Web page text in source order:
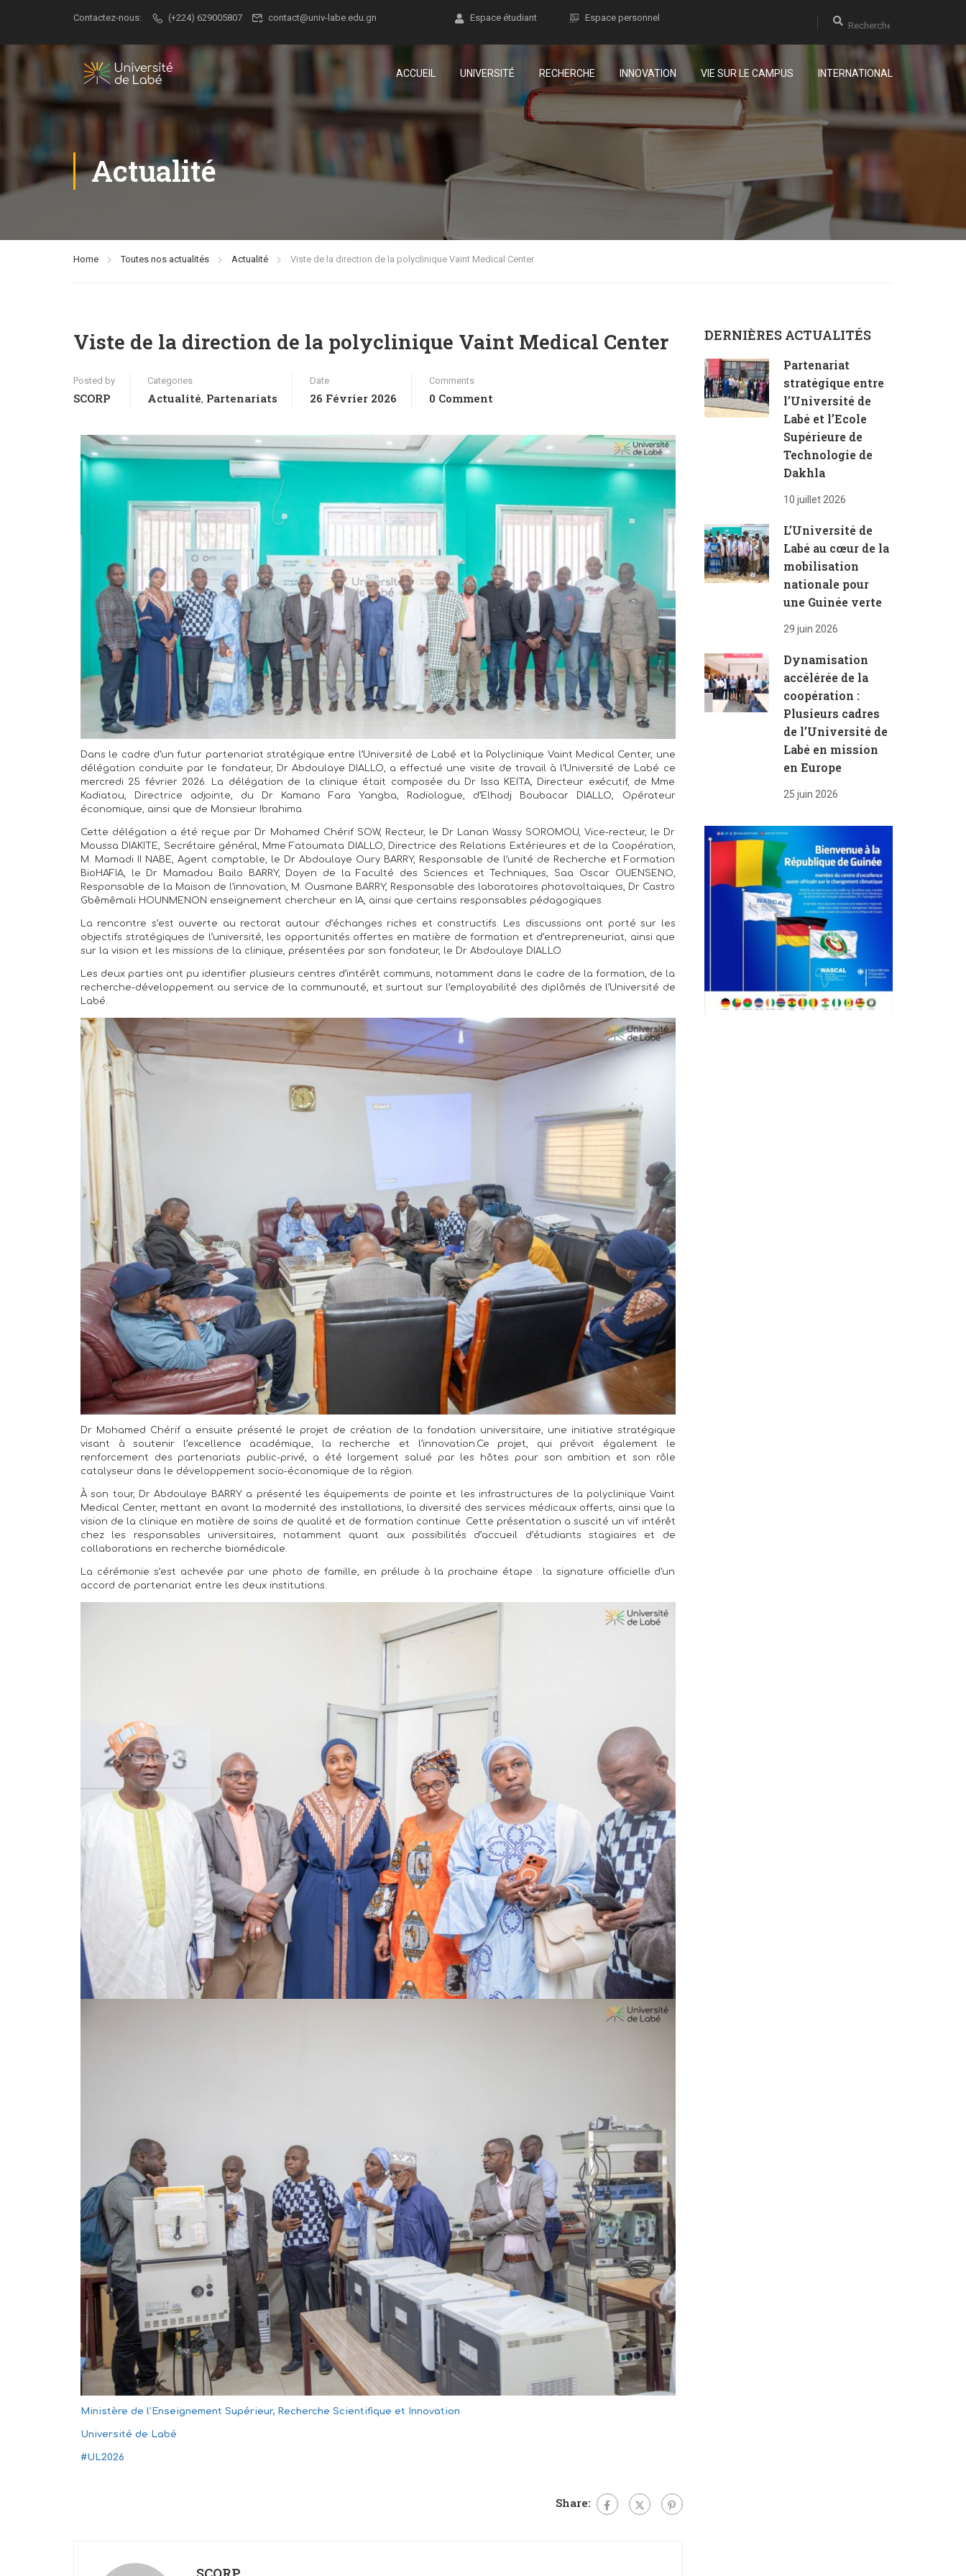
Contactez-nous: (+224) 629005807 contact@univ-labe.edu.gn Espace étudiant Espace personnel
ACCUEIL UNIVERSITÉ RECHERCHE INNOVATION VIE SUR LE CAMPUS INTERNATIONAL
Actualité
Home Toutes nos actualités Actualité Viste de la direction de la polyclinique Vaint Medical Center
Viste de la direction de la polyclinique Vaint Medical Center
Posted by
SCORP
Categories
Actualité, Partenariats
Date
26 Février 2026
Comments
0 Comment
Dans le cadre d’un futur partenariat stratégique entre l’Université de Labé et la Polyclinique Vaint Medical Center, une
délégation conduite par le fondateur, Dr Abdoulaye DIALLO, a effectué une visite de travail à l’Université de Labé ce
mercredi 25 février 2026. La délégation de la clinique était composée du Dr Issa KEITA, Directeur exécutif, de Mme
Kadiatou, Directrice adjointe, du Dr Kamano Fara Yangba, Radiologue, d’Elhadj Boubacar DIALLO, Opérateur
économique, ainsi que de Monsieur Ibrahima.
Cette délégation a été reçue par Dr Mohamed Chérif SOW, Recteur, le Dr Lanan Wassy SOROMOU, Vice-recteur, le Dr
Moussa DIAKITE, Secrétaire général, Mme Fatoumata DIALLO, Directrice des Relations Extérieures et de la Coopération,
M. Mamadi II NABE, Agent comptable, le Dr Abdoulaye Oury BARRY, Responsable de l’unité de Recherche et Formation
BioHAFIA, le Dr Mamadou Bailo BARRY, Doyen de la Faculté des Sciences et Techniques, Saa Oscar OUENSENO,
Responsable de la Maison de l’innovation, M. Ousmane BARRY, Responsable des laboratoires photovoltaïques, Dr Castro
Gbêmêmali HOUNMENON enseignement chercheur en IA, ainsi que certains responsables pédagogiques.
La rencontre s’est ouverte au rectorat autour d’échanges riches et constructifs. Les discussions ont porté sur les
objectifs stratégiques de l’université, les opportunités offertes en matière de formation et d’entrepreneuriat, ainsi que
sur la vision et les missions de la clinique, présentées par son fondateur, le Dr Abdoulaye DIALLO.
Les deux parties ont pu identifier plusieurs centres d’intérêt communs, notamment dans le cadre de la formation, de la
recherche-développement au service de la communauté, et surtout sur l’employabilité des diplômés de l’Université de
Labé.
Dr Mohamed Chérif a ensuite présenté le projet de création de la fondation universitaire, une initiative stratégique
visant à soutenir l’excellence académique, la recherche et l’innovation.Ce projet, qui prévoit également le
renforcement des partenariats public-privé, a été largement salué par les hôtes pour son ambition et son rôle
catalyseur dans le développement socio-économique de la région.
À son tour, Dr Abdoulaye BARRY a présenté les équipements de pointe et les infrastructures de la polyclinique Vaint
Medical Center, mettant en avant la modernité des installations, la diversité des services médicaux offerts, ainsi que la
vision de la clinique en matière de soins de qualité et de formation continue. Cette présentation a suscité un vif intérêt
chez les responsables universitaires, notamment quant aux possibilités d’accueil d’étudiants stagiaires et de
collaborations en recherche biomédicale.
La cérémonie s’est achevée par une photo de famille, en prélude à la prochaine étape : la signature officielle d’un
accord de partenariat entre les deux institutions.
Ministère de l’Enseignement Supérieur, Recherche Scientifique et Innovation
Université de Labé
#UL2026
Share:
DERNIÈRES ACTUALITÉS
Partenariat
stratégique entre
l’Université de
Labé et l’Ecole
Supérieure de
Technologie de
Dakhla
10 juillet 2026
L’Université de
Labé au cœur de la
mobilisation
nationale pour
une Guinée verte
29 juin 2026
Dynamisation
accélérée de la
coopération :
Plusieurs cadres
de l’Université de
Labé en mission
en Europe
25 juin 2026